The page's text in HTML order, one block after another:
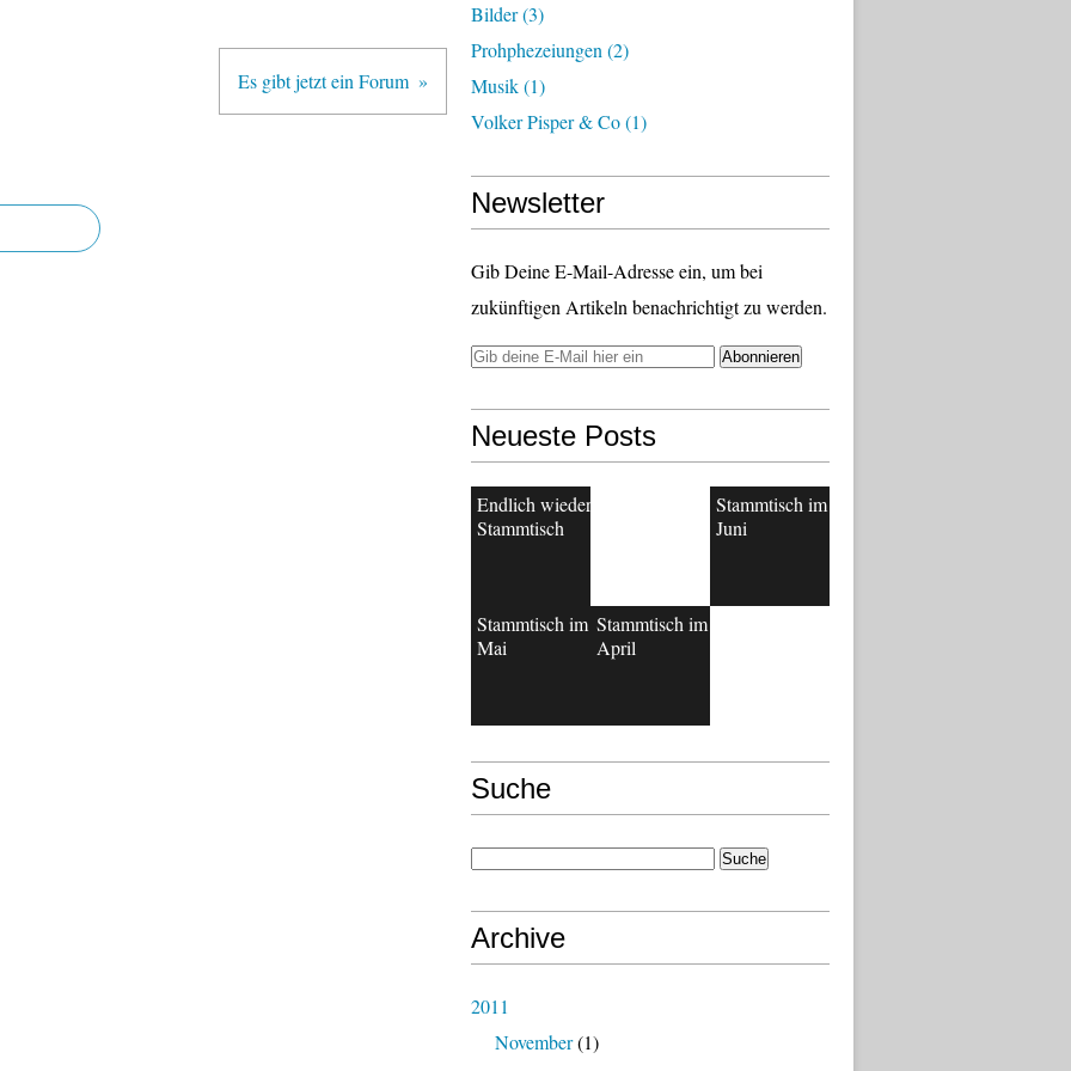
Es gibt jetzt ein Forum
Bilder(3)
Prohphezeiungen (2)
Musik(1)
Volker Pisper & Co(1)
Newsletter
Gib Deine E-Mail-Adresse ein, um bei
zukünftigen Artikeln benachrichtigt zu werden.
Neueste Posts
Endlich wieder
Stammtisch
Stammtisch im
Juni
Stammtisch im
Mai
Stammtisch im
April
Suche
Archive
2011
November(1)